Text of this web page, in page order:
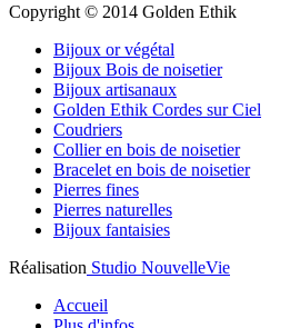
Copyright © 2014 Golden Ethik
Bijoux or végétal
Bijoux Bois de noisetier
Bijoux artisanaux
Golden Ethik Cordes sur Ciel
Coudriers
Collier en bois de noisetier
Bracelet en bois de noisetier
Pierres fines
Pierres naturelles
Bijoux fantaisies
Réalisation Studio NouvelleVie
Accueil